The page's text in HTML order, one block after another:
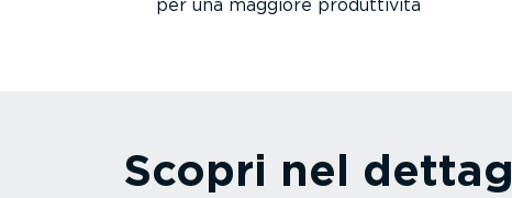
per una maggiore produt­tività
Scopri nel